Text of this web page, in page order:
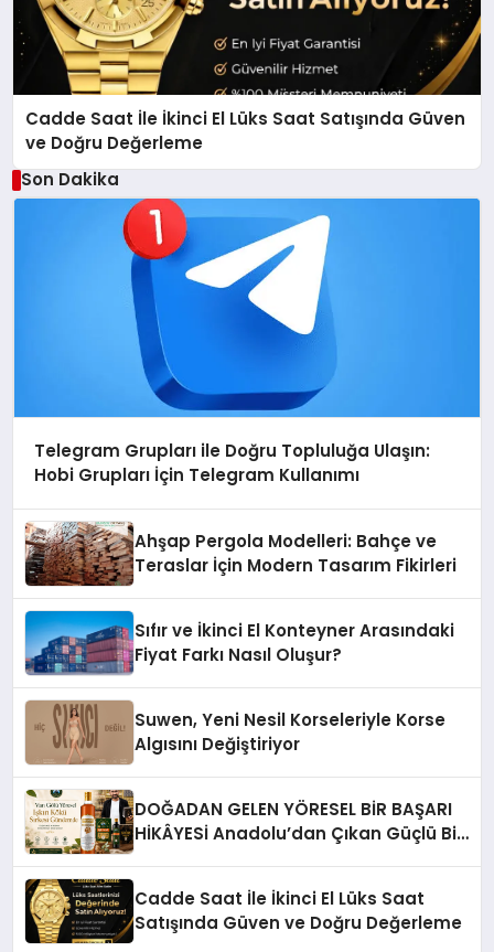
Cadde Saat İle İkinci El Lüks Saat Satışında Güven
ve Doğru Değerleme
Son Dakika
Telegram Grupları ile Doğru Topluluğa Ulaşın:
Hobi Grupları İçin Telegram Kullanımı
Ahşap Pergola Modelleri: Bahçe ve
Teraslar İçin Modern Tasarım Fikirleri
Sıfır ve İkinci El Konteyner Arasındaki
Fiyat Farkı Nasıl Oluşur?
Suwen, Yeni Nesil Korseleriyle Korse
Algısını Değiştiriyor
DOĞADAN GELEN YÖRESEL BİR BAŞARI
HİKÂYESİ Anadolu’dan Çıkan Güçlü Bir
Cadde Saat İle İkinci El Lüks Saat
Satışında Güven ve Doğru Değerleme